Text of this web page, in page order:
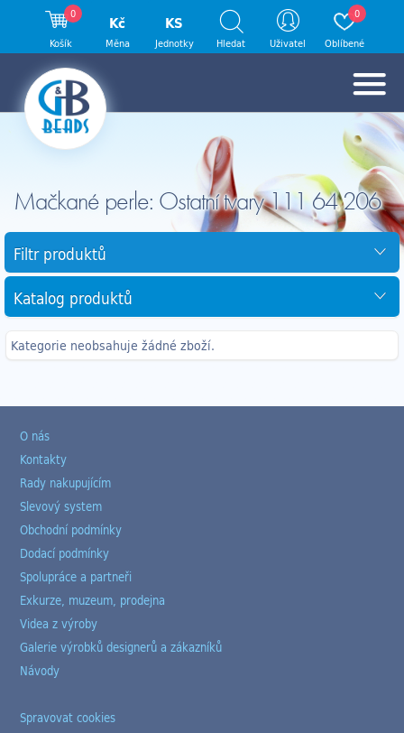
Mačkané perle: Ostatní tvary 111 64 206
Filtr produktů
Katalog produktů
Kategorie neobsahuje žádné zboží.
0
Košík
Kč
Měna
KS
Jednotky Hledat Uživatel
0
Oblíbené
O nás
Kontakty
Rady nakupujícím
Slevový system
Obchodní podmínky
Dodací podmínky
Spolupráce a partneři
Exkurze, muzeum, prodejna
Videa z výroby
Galerie výrobků designerů a zákazníků
Návody
Spravovat cookies